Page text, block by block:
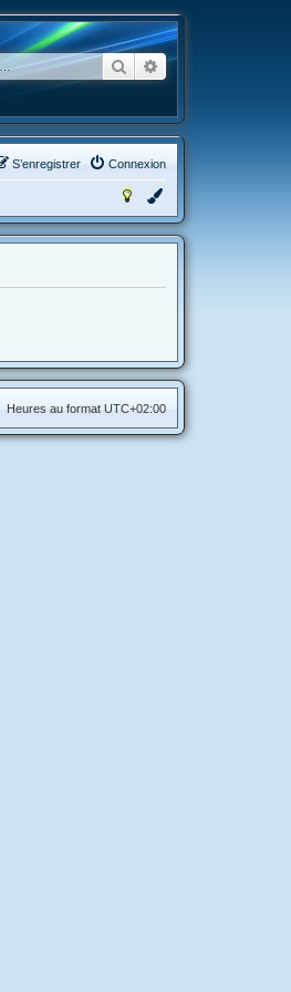
RechercherRecherche avancée
Connexion
S’enregistrer
Heures au format UTC+02:00